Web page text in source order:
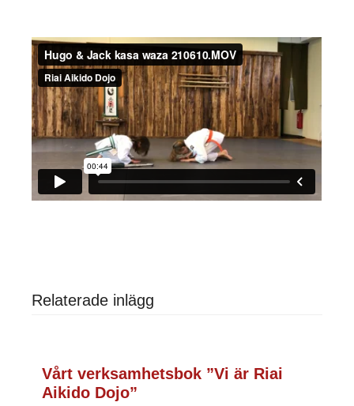
Relaterade inlägg
Vårt verksamhetsbok ”Vi är Riai
Aikido Dojo”